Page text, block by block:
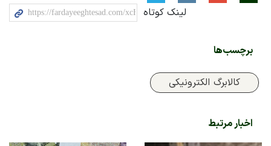
لینک کوتاه
برچسب‌ها
کالابرگ الکترونیکی
اخبار مرتبط